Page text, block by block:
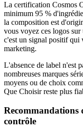
La certification Cosmos
minimum 95 %
la composition est
vous voyez ces logos
c'est un signal positif qui
marketing.
L'absence de label n'est
nombreuses marques
moyens ou de choix
Que Choisir reste plus
Recommandations
contrôle